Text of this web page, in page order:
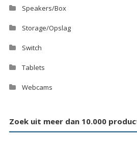
Speakers/Box
Storage/Opslag
Switch
Tablets
Webcams
Zoek uit meer dan 10.000